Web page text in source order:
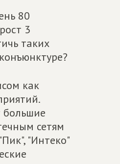
80
3
таких
как
большие
сетям
"Интеко"